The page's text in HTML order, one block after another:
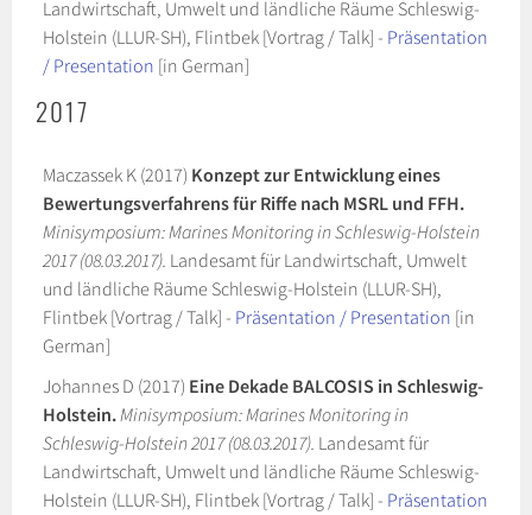
Landwirtschaft, Umwelt und ländliche Räume Schleswig-
Holstein (LLUR-SH), Flintbek [Vortrag / Talk] - Präsentation
/ Presentation [in German]
2017
Maczassek K (2017) Konzept zur Entwicklung eines
Bewertungsverfahrens für Riffe nach MSRL und FFH.
Minisymposium: Marines Monitoring in Schleswig-Holstein
2017 (08.03.2017). Landesamt für Landwirtschaft, Umwelt
und ländliche Räume Schleswig-Holstein (LLUR-SH),
Flintbek [Vortrag / Talk] - Präsentation / Presentation [in
German]
Johannes D (2017) Eine Dekade BALCOSIS in Schleswig-
Holstein.Minisymposium: Marines Monitoring in
Schleswig-Holstein 2017 (08.03.2017). Landesamt für
Landwirtschaft, Umwelt und ländliche Räume Schleswig-
Holstein (LLUR-SH), Flintbek [Vortrag / Talk] - Präsentation